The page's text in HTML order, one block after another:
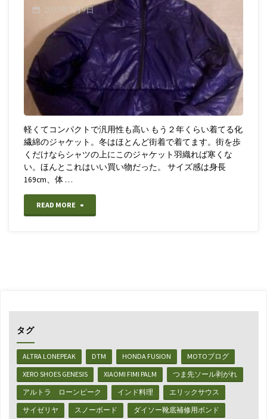
っ
て
良
か
っ
モ
ン
テ
ン
シ
2025年3月9日
軽くてコンパクトで汎用性も高い もう２年くらい着てる化
繊綿のジャケット。冬はほとんど街着で着てます。街を歩
くだけならシャツの上にこのジャケット羽織れば寒くな
い。ほんとこれはいい買い物だった。 サイズ感は身長
169cm、体 …
READ MORE "【UL
ア】
軽
タグ
ALTRA LONEPEAK DTM HONDA FUSION
MOTOブログ
XERO SHOES GENESIS
XIAOMI FIMI PALM
つま先ソール剥がれ
アルトラ ローンピーク
インド料理
エリックサウス
サイゼリヤ
スノーボード
ダイソー靴底補修用ボンド